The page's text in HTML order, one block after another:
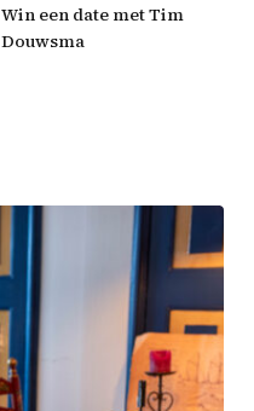
Win een date met Tim
Douwsma